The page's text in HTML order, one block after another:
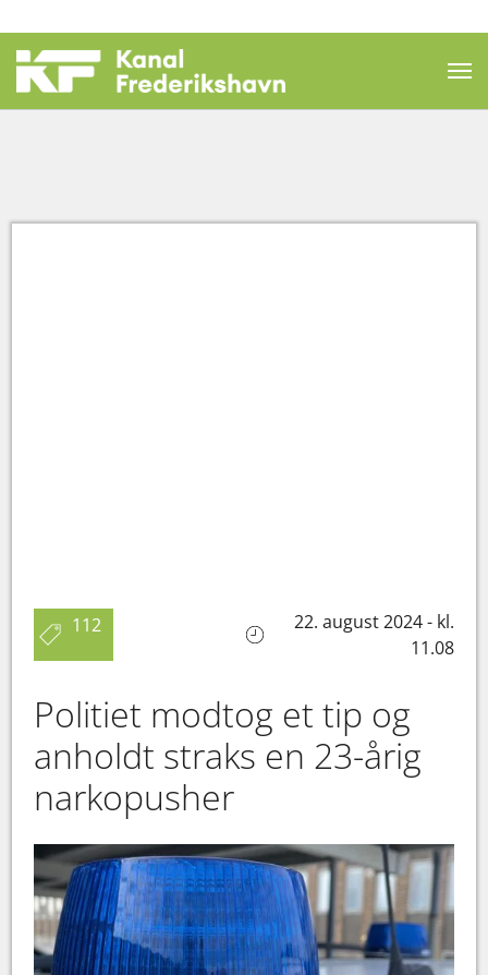
112
22. august 2024 - kl.
11.08
Politiet modtog et tip og
anholdt straks en 23-årig
narkopusher